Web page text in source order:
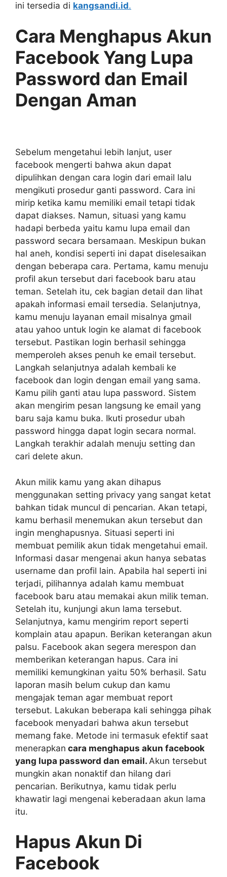
ini tersedia di kangsandi.id.
Cara Menghapus Akun
Facebook Yang Lupa
Password dan Email
Dengan Aman
Sebelum mengetahui lebih lanjut, user
facebook mengerti bahwa akun dapat
dipulihkan dengan cara login dari email lalu
mengikuti prosedur ganti password. Cara ini
mirip ketika kamu memiliki email tetapi tidak
dapat diakses. Namun, situasi yang kamu
hadapi berbeda yaitu kamu lupa email dan
password secara bersamaan. Meskipun bukan
hal aneh, kondisi seperti ini dapat diselesaikan
dengan beberapa cara. Pertama, kamu menuju
profil akun tersebut dari facebook baru atau
teman. Setelah itu, cek bagian detail dan lihat
apakah informasi email tersedia. Selanjutnya,
kamu menuju layanan email misalnya gmail
atau yahoo untuk login ke alamat di facebook
tersebut. Pastikan login berhasil sehingga
memperoleh akses penuh ke email tersebut.
Langkah selanjutnya adalah kembali ke
facebook dan login dengan email yang sama.
Kamu pilih ganti atau lupa password. Sistem
akan mengirim pesan langsung ke email yang
baru saja kamu buka. Ikuti prosedur ubah
password hingga dapat login secara normal.
Langkah terakhir adalah menuju setting dan
cari delete akun.
Akun milik kamu yang akan dihapus
menggunakan setting privacy yang sangat ketat
bahkan tidak muncul di pencarian. Akan tetapi,
kamu berhasil menemukan akun tersebut dan
ingin menghapusnya. Situasi seperti ini
membuat pemilik akun tidak mengetahui email.
Informasi dasar mengenai akun hanya sebatas
username dan profil lain. Apabila hal seperti ini
terjadi, pilihannya adalah kamu membuat
facebook baru atau memakai akun milik teman.
Setelah itu, kunjungi akun lama tersebut.
Selanjutnya, kamu mengirim report seperti
komplain atau apapun. Berikan keterangan akun
palsu. Facebook akan segera merespon dan
memberikan keterangan hapus. Cara ini
memiliki kemungkinan yaitu 50% berhasil. Satu
laporan masih belum cukup dan kamu
mengajak teman agar membuat report
tersebut. Lakukan beberapa kali sehingga pihak
facebook menyadari bahwa akun tersebut
memang fake. Metode ini termasuk efektif saat
menerapkan cara menghapus akun facebook
yang lupa password dan email. Akun tersebut
mungkin akan nonaktif dan hilang dari
pencarian. Berikutnya, kamu tidak perlu
khawatir lagi mengenai keberadaan akun lama
itu.
Hapus Akun Di
Facebook